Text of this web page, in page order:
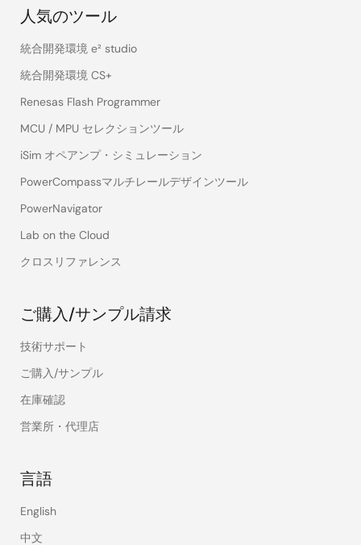
人気のツール
統合開発環境 e² studio
統合開発環境 CS+
Renesas Flash Programmer
MCU / MPU セレクションツール
iSim オペアンプ・シミュレーション
PowerCompassマルチレールデザインツール
PowerNavigator
Lab on the Cloud
クロスリファレンス
ご購入/サンプル請求
技術サポート
ご購入/サンプル
在庫確認
営業所・代理店
言語
English
中文